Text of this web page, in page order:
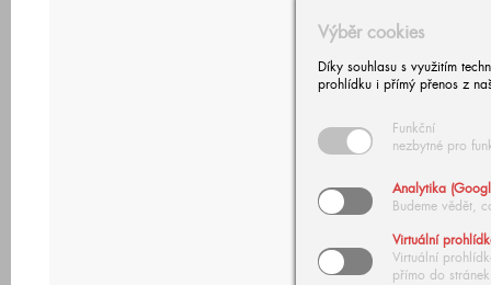
Výběr cookies
Díky souhlasu s využitím
prohlídku i přímý přenos z
Funkční
nezbytné pro
Analytika
Budeme vědět,
Virtuální
Virtuální
přímo do stránek